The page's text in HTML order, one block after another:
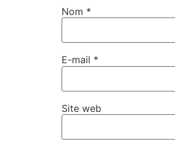
Nom *
E-mail *
Site web